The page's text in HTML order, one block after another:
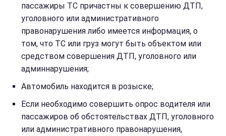
пассажиры ТС причастны к совершению ДТП,
уголовного или административного
правонарушения либо имеется информация, о
том, что ТС или груз могут быть объектом или
средством совершения ДТП, уголовного или
админнарушения;
Автомобиль находится в розыске;
Если необходимо совершить опрос водителя или
пассажиров об обстоятельствах ДТП, уголовного
или административного правонарушения,